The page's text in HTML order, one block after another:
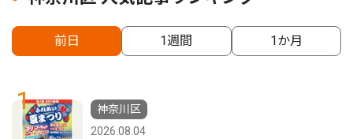
前日 1週間 1か月
1
神奈川区
2026.08.04